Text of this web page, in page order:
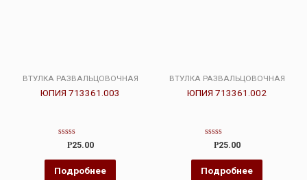
ВТУЛКА РАЗВАЛЬЦОВОЧНАЯ
ЮПИЯ 713361.003
Оценка
из
5
Р25.00
Подробнее
ВТУЛКА РАЗВАЛЬЦОВОЧНАЯ
ЮПИЯ 713361.002
Оценка
из
5
Р25.00
Подробнее